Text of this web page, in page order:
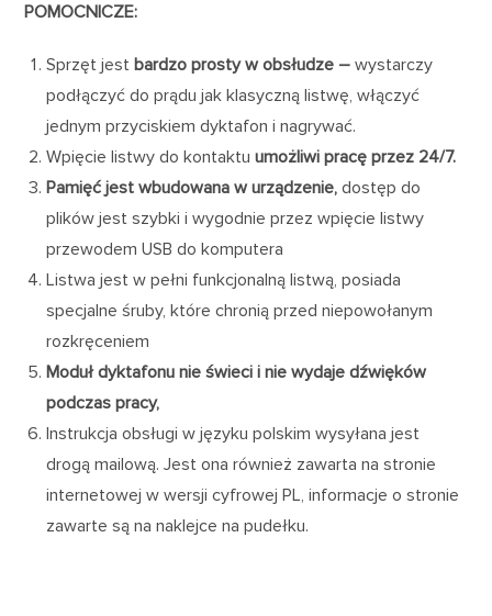
POMOCNICZE:
Sprzęt jestbardzo prosty w obsłudze – wystarczy
podłączyć do prądu jak klasyczną listwę, włączyć
jednym przyciskiem dyktafon i nagrywać.
Wpięcie listwy do kontaktuumożliwi pracę przez 24/7.
Pamięć jest wbudowana w urządzenie,dostęp do
plików jest szybki i wygodnie przez wpięcie listwy
przewodem USB do komputera
Listwa jest w pełni funkcjonalną listwą, posiada
specjalne śruby, które chronią przed niepowołanym
rozkręceniem
Moduł dyktafonu nie świeci i nie wydaje dźwięków
podczas pracy,
Instrukcja obsługi w języku polskim wysyłana jest
drogą mailową. Jest ona również zawarta na stronie
internetowej w wersji cyfrowej PL, informacje o stronie
zawarte są na naklejce na pudełku.